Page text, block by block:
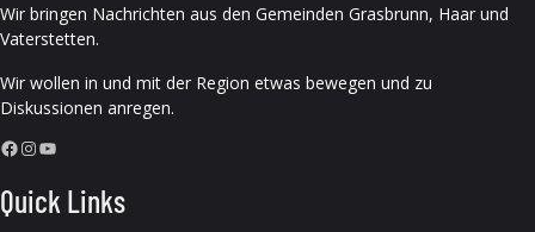
Wir bringen Nachrichten aus den Gemeinden Grasbrunn, Haar und
Vaterstetten.
Wir wollen in und mit der Region etwas bewegen und zu
Diskussionen anregen.
Facebook InstagramYouTube
Quick Links